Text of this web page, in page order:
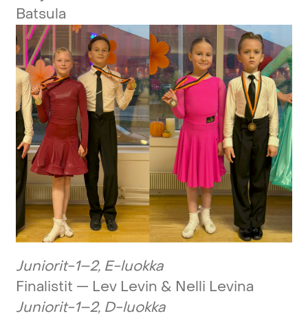
Batsula
Juniorit-1–2, E-luokka
Finalistit — Lev Levin & Nelli Levina
Juniorit-1–2, D-luokka